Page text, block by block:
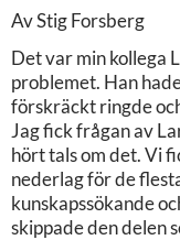
Av Stig Forsberg
Det var min kollega
problemet. Han
förskräckt ringde
Jag fick frågan av
hört tals om det. Vi
nederlag för de
kunskapssökande
skippade den delen